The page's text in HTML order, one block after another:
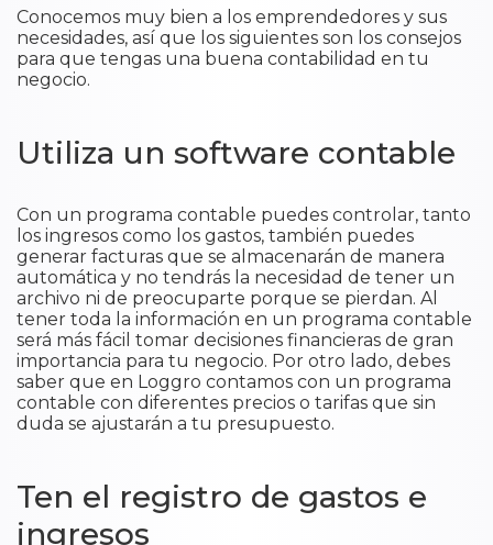
Conocemos muy bien a los emprendedores y sus
necesidades, así que los siguientes son los consejos
para que tengas una buena contabilidad en tu
negocio.
Utiliza un software contable
Con un programa contable puedes controlar, tanto
los ingresos como los gastos, también puedes
generar facturas que se almacenarán de manera
automática y no tendrás la necesidad de tener un
archivo ni de preocuparte porque se pierdan. Al
tener toda la información en un programa contable
será más fácil tomar decisiones financieras de gran
importancia para tu negocio. Por otro lado, debes
saber que en Loggro contamos con un programa
contable con diferentes precios o tarifas que sin
duda se ajustarán a tu presupuesto.
Ten el registro de gastos e
ingresos